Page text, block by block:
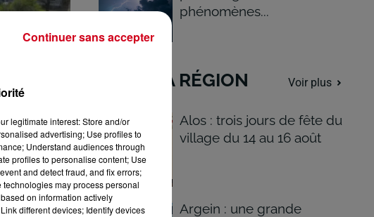
phénomènes...
DANS LA RÉGION Voir plus
Alos : trois jours de fête du
village du 14 au 16 août
Argein : une grande
legitimate interest: Store and/or
advertising; Use profiles to
Understand audiences through
profiles to personalise content; Use
and detect fraud, and fix errors;
may process personal
on information actively
different devices; Identify devices
Continuer sans accepter